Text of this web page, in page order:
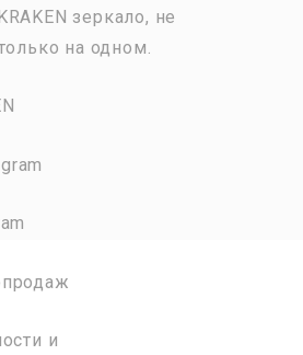
зеркало, не
на одном.
и